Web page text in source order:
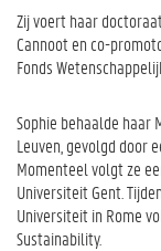
Zij voert haar
Cannoot en co-
Fonds
Sophie behaalde haar
Leuven, gevolgd door
Momenteel volgt ze
Universiteit Gent.
Universiteit in Rome
Sustainability.